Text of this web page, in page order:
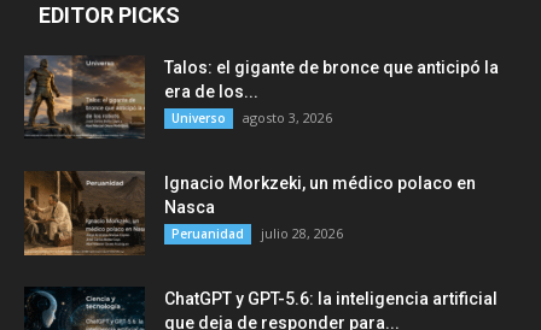
EDITOR PICKS
Talos: el gigante de bronce que anticipó la
era de los...
Universo agosto 3, 2026
Ignacio Morkzeki, un médico polaco en
Nasca
Peruanidad julio 28, 2026
ChatGPT y GPT-5.6: la inteligencia artificial
que deja de responder para...